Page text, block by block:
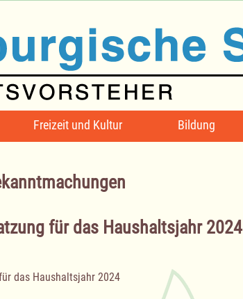
Freizeit und Kultur Bildung
für das Haushaltsjahr 2024
das Haushaltsjahr 2024